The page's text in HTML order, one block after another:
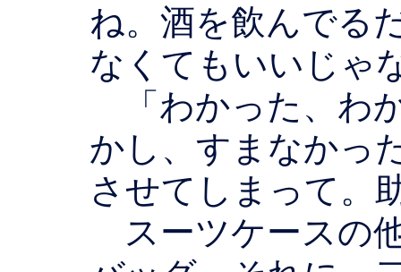
ね。酒を飲んでる
なくてもいいじゃ
「わかった、わ
かし、すまなかっ
させてしまって。
スーツケースの